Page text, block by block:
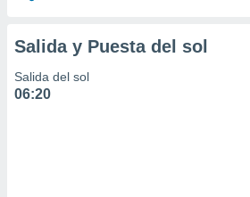
Salida y Puesta del sol
Salida del sol
06:20